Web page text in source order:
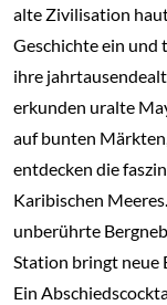
alte Zivilisation
Geschichte ein und
ihre
erkunden uralte
auf bunten
entdecken die
Karibischen
unberührte
Station bringt neue
Ein